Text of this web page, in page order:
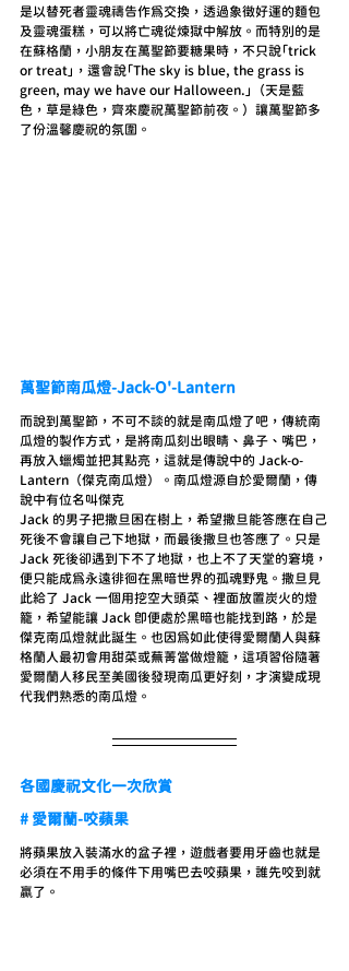
是以替死者靈魂禱告作為交換，透過象徵好運的麵包
及靈魂蛋糕，可以將亡魂從煉獄中解放。而特別的是
在蘇格蘭，小朋友在萬聖節要糖果時，不只說「trick
or treat」，還會說「The sky is blue, the grass is
green, may we have our Halloween.」（天是藍
色，草是綠色，齊來慶祝萬聖節前夜。）讓萬聖節多
了份溫馨慶祝的氛圍。
萬聖節南瓜燈-Jack-O'-Lantern
而說到萬聖節，不可不談的就是南瓜燈了吧，傳統南
瓜燈的製作方式，是將南瓜刻出眼睛、鼻子、嘴巴，
再放入蠟燭並把其點亮，這就是傳說中的 Jack-o-
Lantern（傑克南瓜燈）。南瓜燈源自於愛爾蘭，傳
說中有位名叫傑克
Jack 的男子把撒旦困在樹上，希望撒旦能答應在自己
死後不會讓自己下地獄，而最後撒旦也答應了。只是
Jack 死後卻遇到下不了地獄，也上不了天堂的窘境，
便只能成為永遠徘徊在黑暗世界的孤魂野鬼。撒旦見
此給了 Jack 一個用挖空大頭菜、裡面放置炭火的燈
籠，希望能讓 Jack 即便處於黑暗也能找到路，於是
傑克南瓜燈就此誕生。也因為如此使得愛爾蘭人與蘇
格蘭人最初會用甜菜或蕪菁當做燈籠，這項習俗隨著
愛爾蘭人移民至美國後發現南瓜更好刻，才演變成現
代我們熟悉的南瓜燈。
各國慶祝文化一次欣賞
# 愛爾蘭-咬蘋果
將蘋果放入裝滿水的盆子裡，遊戲者要用牙齒也就是
必須在不用手的條件下用嘴巴去咬蘋果，誰先咬到就
贏了。